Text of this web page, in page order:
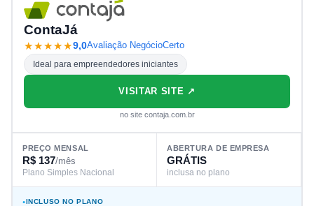
ContaJá
★★★★★9,0Avaliação NegócioCerto
Ideal para empreendedores iniciantes
VISITAR SITE ↗
no site contaja.com.br
PREÇO MENSAL
R$ 137/mês
Plano Simples Nacional
ABERTURA DE EMPRESA
GRÁTIS
inclusa no plano
INCLUSO NO PLANO